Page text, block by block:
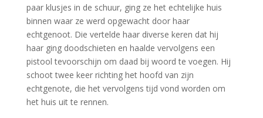
paar klusjes in de schuur, ging ze het echtelijke huis
binnen waar ze werd opgewacht door haar
echtgenoot. Die vertelde haar diverse keren dat hij
haar ging doodschieten en haalde vervolgens een
pistool tevoorschijn om daad bij woord te voegen. Hij
schoot twee keer richting het hoofd van zijn
echtgenote, die het vervolgens tijd vond worden om
het huis uit te rennen.